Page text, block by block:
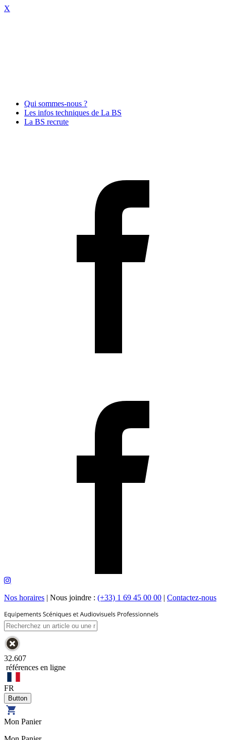
X
Qui sommes-nous ?
Les infos techniques de La BS
La BS recrute
Nos horaires | Nous joindre : (+33) 1 69 45 00 00 | Contactez-nous
32.607
références en ligne
FR
Mon Panier